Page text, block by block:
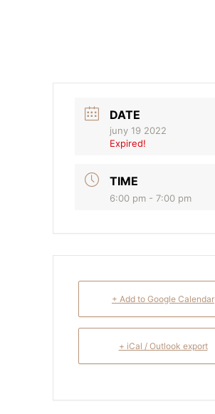
DATE
juny 19 2022
Expired!
TIME
6:00 pm - 7:00 pm
+ Add to Google Calendar
+ iCal / Outlook export